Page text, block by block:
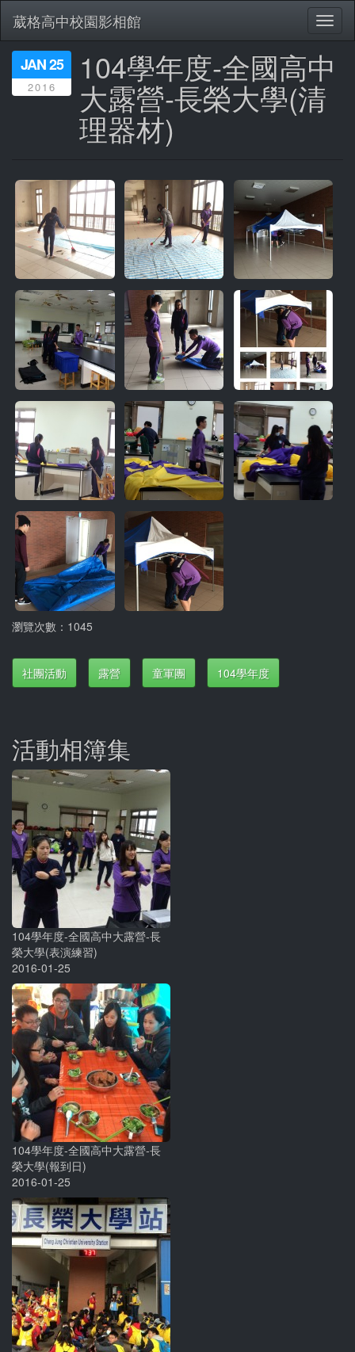
葳格高中校園影相館
104學年度-全國高中
大露營-長榮大學(清
理器材)
JAN 25
2016
瀏覽次數：1045
社團活動 露營 童軍團 104學年度
活動相簿集
104學年度-全國高中大露營-長
榮大學(表演練習)
2016-01-25
104學年度-全國高中大露營-長
榮大學(報到日)
2016-01-25